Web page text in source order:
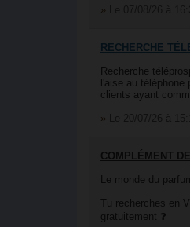
»
RECHERCHE
Recherche
l'aise au
clients ayant
»
COMPLÉMENT
Le monde du
Tu recherches en
gratuitement ❓